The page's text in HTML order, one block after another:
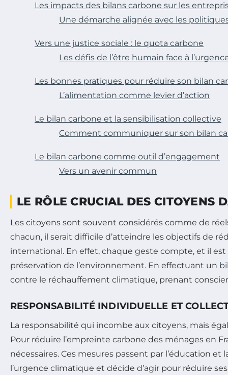
Les impacts des bilans carbone sur les
Une démarche alignée avec les
Vers une justice sociale : le quota carbone
Les défis de l’être humain face à
Les bonnes pratiques pour réduire son bilan
L’alimentation comme levier d’action
Le bilan carbone et la sensibilisation collective
Comment communiquer sur son bilan
Le bilan carbone comme outil d’engagement
Vers un avenir commun
LE RÔLE CRUCIAL DES CITOYENS
Les citoyens sont souvent considérés comme de
chacun, il serait difficile d’atteindre les objectifs de
international. En effet, chaque geste compte, et il
préservation de l’environnement. En effectuant un
contre le réchauffement climatique, prenant
RESPONSABILITÉ INDIVIDUELLE ET
La responsabilité qui incombe aux citoyens, mais
Pour réduire l’empreinte carbone des ménages en
nécessaires. Ces mesures passent par l’éducation
l’urgence climatique et décide d’agir pour réduire